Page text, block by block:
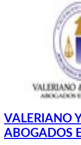
VALERIANO
ABOGADOS